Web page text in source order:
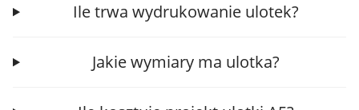
Ile trwa wydrukowanie ulotek?
Jakie wymiary ma ulotka?